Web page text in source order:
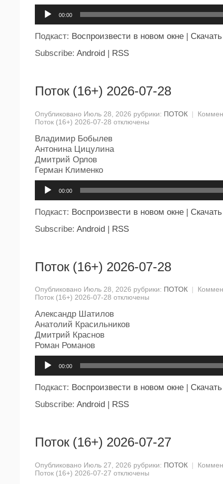
00:00
Подкаст: Воспроизвести в новом окне
Скачать
Subscribe: Android RSS
Поток (16+) 2026-07-28
Опубликовано Июль 28, 2026 рубрики: ПОТОК |
Поток (16+) 2026-07-28 отключены
Владимир Бобылев
Антонина Цицулина
Дмитрий Орлов
Герман Клименко
00:00
Подкаст: Воспроизвести в новом окне | Скачать
Subscribe: Android | RSS
Поток (16+) 2026-07-28
Опубликовано Июль 28, 2026 рубрики: ПОТОК |
Поток (16+) 2026-07-28 отключены
Александр Шатилов
Анатолий Красильников
Дмитрий Краснов
Роман Романов
00:00
Подкаст: Воспроизвести в новом окне
Скачать
Subscribe: Android RSS
Поток (16+) 2026-07-27
Опубликовано Июль 27, 2026 рубрики: ПОТОК |
Поток (16+) 2026-07-27 отключены